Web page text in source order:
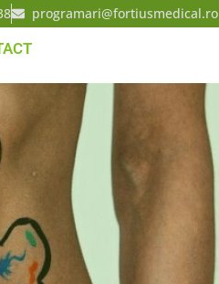
programari@fortiusmedical.ro